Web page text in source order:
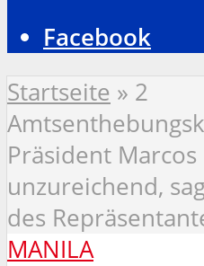
Facebook
Startseite » 2
Präsident
unzureichend,
des
MANILA